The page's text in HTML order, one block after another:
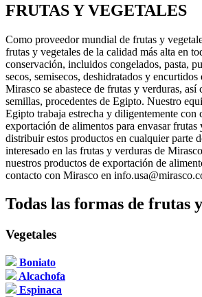
FRUTAS Y VEGETALES
Como proveedor mundial de frutas y
frutas y vegetales de la calidad más alta en
conservación, incluidos congelados, pasta,
secos, semisecos, deshidratados y encurtidos
Mirasco se abastece de frutas y verduras, así
semillas, procedentes de Egipto. Nuestro
Egipto trabaja estrecha y diligentemente con
exportación de alimentos para envasar
distribuir estos productos en cualquier parte
interesado en las frutas y verduras de
nuestros productos de exportación de
contacto con Mirasco en
Todas las formas de frutas
Vegetales
Boniato
Alcachofa
Espinaca